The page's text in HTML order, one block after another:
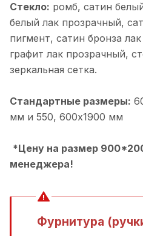
Стекло: ромб, cатин
белый лак прозрачный,
пигмент, cатин бронза
графит лак прозрачный,
зеркальная сетка.
Стандартные размеры:
мм и 550, 600х1900 мм
*Цену на размер
менеджера!
Фурнитура